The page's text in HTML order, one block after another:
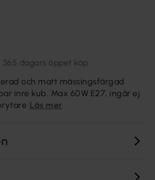
365 dagars öppet köp
och matt mässingsfärgad
inre kub. Max 60W E27, ingår ej.
Läs mer